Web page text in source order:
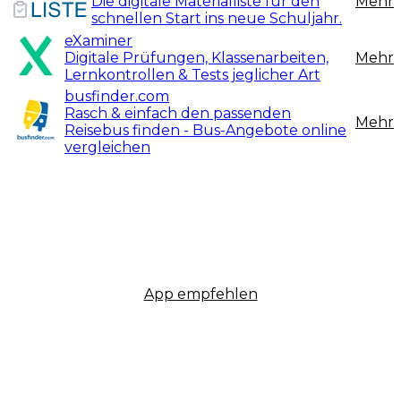
schnellen Start ins neue Schuljahr.
eXaminer
Digitale Prüfungen, Klassenarbeiten,
Lernkontrollen & Tests jeglicher Art
Mehr
busfinder.com
Rasch & einfach den passenden
Reisebus finden - Bus-Angebote online
vergleichen
Mehr
App empfehlen